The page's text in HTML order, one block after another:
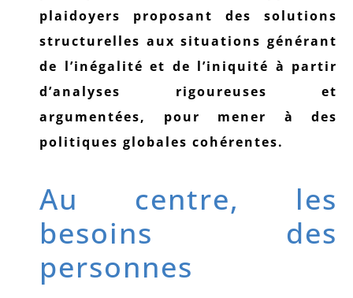
plaidoyers proposant des solutions
structurelles aux situations générant
de l’inégalité et de l’iniquité à partir
d’analyses rigoureuses et
argumentées, pour mener à des
politiques globales cohérentes.
Au centre, les
besoins des
personnes